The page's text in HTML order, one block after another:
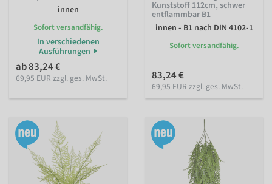
innen
Sofort versandfähig.
In verschiedenen
Ausführungen
ab 83,24 €
69,95 EUR zzgl. ges. MwSt.
Kunststoff 112cm, schwer
entflammbar B1
innen - B1 nach DIN 4102-1
Sofort versandfähig.
83,24 €
69,95 EUR zzgl. ges. MwSt.